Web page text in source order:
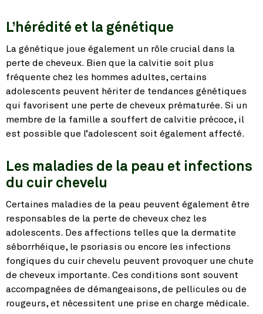
L’hérédité et la génétique
La génétique joue également un rôle crucial dans la
perte de cheveux. Bien que la calvitie soit plus
fréquente chez les hommes adultes, certains
adolescents peuvent hériter de tendances génétiques
qui favorisent une perte de cheveux prématurée. Si un
membre de la famille a souffert de calvitie précoce, il
est possible que l’adolescent soit également affecté.
Les maladies de la peau et infections
du cuir chevelu
Certaines maladies de la peau peuvent également être
responsables de la perte de cheveux chez les
adolescents. Des affections telles que la dermatite
séborrhéique, le psoriasis ou encore les infections
fongiques du cuir chevelu peuvent provoquer une chute
de cheveux importante. Ces conditions sont souvent
accompagnées de démangeaisons, de pellicules ou de
rougeurs, et nécessitent une prise en charge médicale.